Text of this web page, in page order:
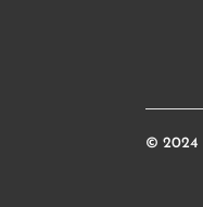
© 2024